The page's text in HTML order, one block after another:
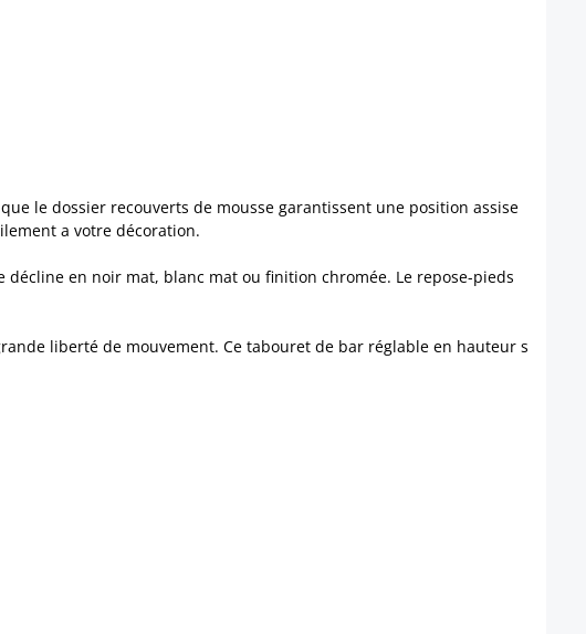
le dossier recouverts de mousse garantissent une position assise
a votre décoration.
en noir mat, blanc mat ou finition chromée. Le repose-pieds
liberté de mouvement. Ce tabouret de bar réglable en hauteur s